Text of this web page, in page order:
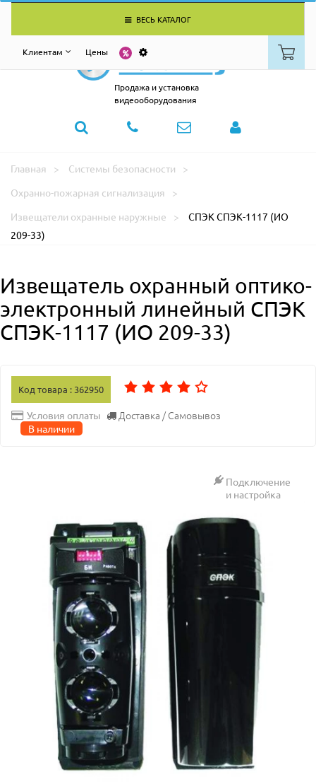
ВЕСЬ КАТАЛОГ
Клиентам Цены
Продажа и установка
видеооборудования
Главная
Системы безопасности
Охранно-пожарная сигнализация
Извещатели охранные наружные
СПЭК СПЭК-1117 (ИО
209-33)
Извещатель охранный оптико-
электронный линейный СПЭК
СПЭК-1117 (ИО 209-33)
Код товара : 362950
Условия оплаты Доставка / Самовывоз
В наличии
Подключение
и настройка